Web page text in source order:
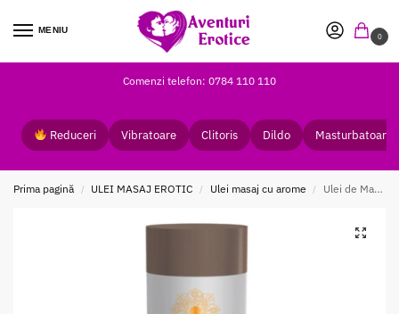
MENIU
0
Comenzi telefon: 0784 110 110
Reduceri Vibratoare Clitoris Dildo Masturbatoare
Prima pagină / ULEI MASAJ EROTIC / Ulei masaj cu arome / Ulei de Masaj Comestibil Vanilie Shiatsu 75 ml